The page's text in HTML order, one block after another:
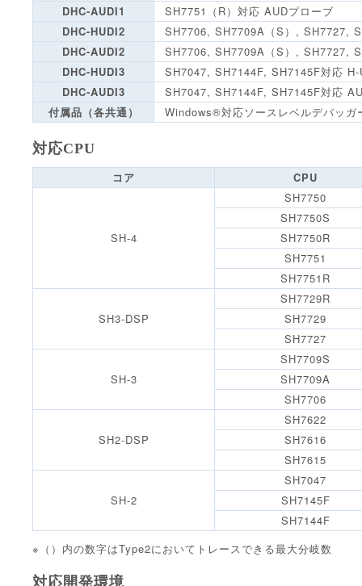
DHC-AUDI1
SH7751（R）対応 AUDプローブ
DHC-HUDI2
SH7706, SH7709A（S）, SH7727,
DHC-AUDI2
SH7706, SH7709A（S）, SH7727,
DHC-HUDI3
SH7047, SH7144F, SH7145F対応 H-
DHC-AUDI3
SH7047, SH7144F, SH7145F対応
付属品（各共通）
Windows®対応ソースレベルデバッガ
対応CPU
コア CPU
SH-4
SH7750
SH7750S
SH7750R
SH7751
SH7751R
SH3-DSP
SH7729R
SH7729
SH7727
SH-3
SH7709S
SH7709A
SH7706
SH2-DSP
SH7622
SH7616
SH7615
SH-2
SH7047
SH7145F
SH7144F
※（）内の数字はType2においてトレースできる最大分岐数
対応開発環境